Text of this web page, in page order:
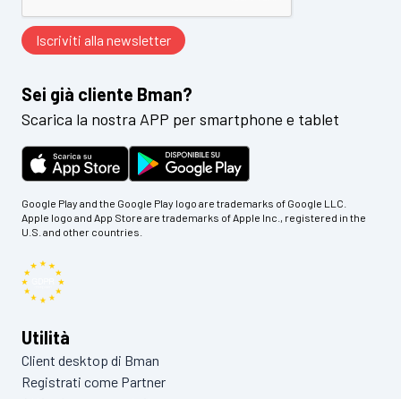
Sei già cliente Bman?
Scarica la nostra APP per smartphone e tablet
Google Play and the Google Play logo are trademarks of Google LLC.
Apple logo and App Store are trademarks of Apple Inc., registered in the
U.S. and other countries.
Utilità
Client desktop di Bman
Registrati come Partner